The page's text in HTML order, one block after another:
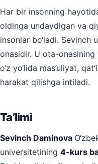
Har bir insonning
oldinga undaydigan va
insonlar bo‘ladi.
onasidir. U ota-
o‘z yo‘lida mas’uliyat,
harakat qilishga intiladi.
Ta’limi
Sevinch Daminova
universitetining 4-kurs